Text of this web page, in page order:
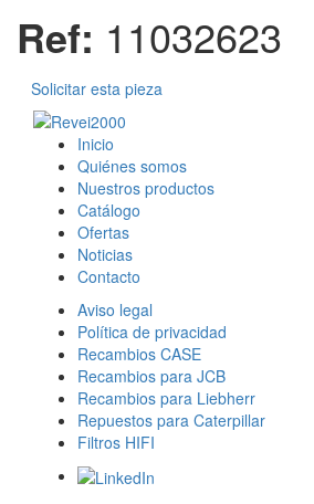
Ref: 11032623
Solicitar esta pieza
Inicio
Quiénes somos
Nuestros productos
Catálogo
Ofertas
Noticias
Contacto
Aviso legal
Política de privacidad
Recambios CASE
Recambios para JCB
Recambios para Liebherr
Repuestos para Caterpillar
Filtros HIFI